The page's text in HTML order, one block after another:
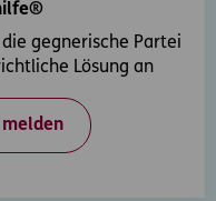
gegnerische Partei
Lösung an